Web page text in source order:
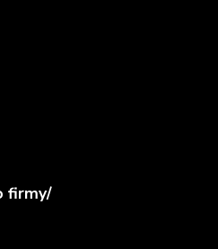
firmy/